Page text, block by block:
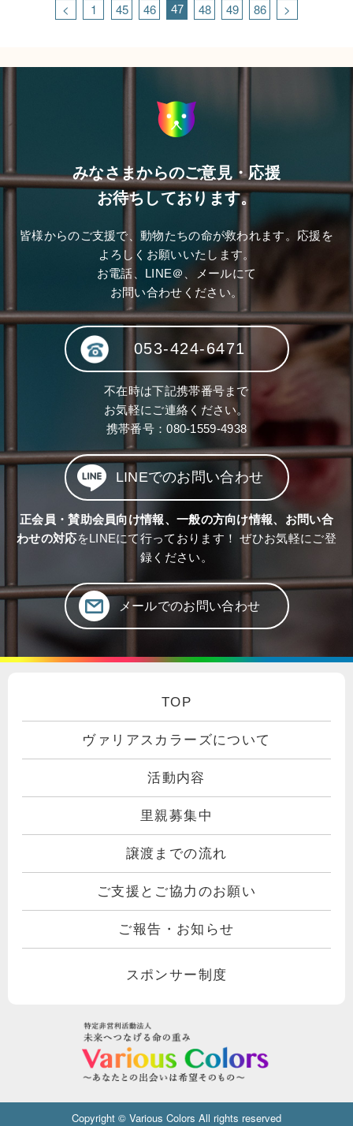
< 1 45 46 47 48 49 86 >
みなさまからのご意見・応援
お待ちしております。
皆様からのご支援で、動物たちの命が救われます。応援を
よろしくお願いいたします。
お電話、LINE＠、メールにて
お問い合わせください。
053-424-6471
不在時は下記携帯番号まで
お気軽にご連絡ください。
携帯番号：080-1559-4938
LINEでのお問い合わせ
正会員・賛助会員向け情報、一般の方向け情報、お問い合
わせの対応をLINEにて行っております！ ぜひお気軽にご登
録ください。
メールでのお問い合わせ
TOP
ヴァリアスカラーズについて
活動内容
里親募集中
譲渡までの流れ
ご支援とご協力のお願い
ご報告・お知らせ
スポンサー制度
Copyright © Various Colors All rights reserved